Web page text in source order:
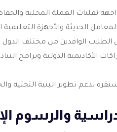
تقلبات العملة المحلية
الحديثة والأجهزة
الطلاب الوافدين من مختلف
الأكاديمية الدولية وبرامج
تدعم تطوير البنية التحتية
والرسوم